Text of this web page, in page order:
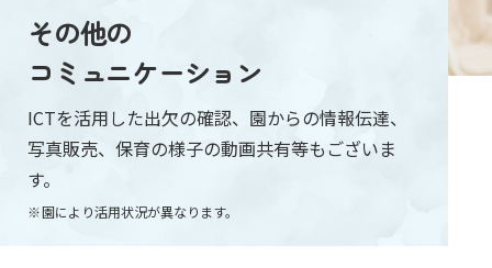
その他の
コミュニケーション
ICTを活用した出欠の確認、園からの情報伝達、
写真販売、保育の様子の動画共有等もございま
す。
園により活用状況が異なります。